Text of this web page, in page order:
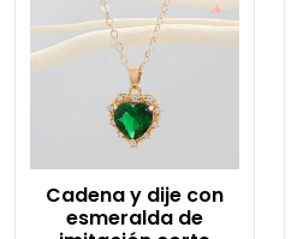
Cadena y dije con
esmeralda de